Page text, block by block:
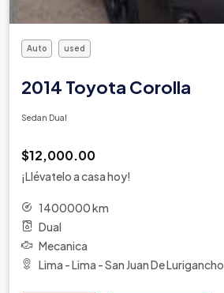
Auto used
2014 Toyota Corolla
Sedan Dual
$12,000.00
¡Llévatelo a casa hoy!
1400000 km
Dual
Mecanica
Lima - Lima - San Juan De Lurigancho